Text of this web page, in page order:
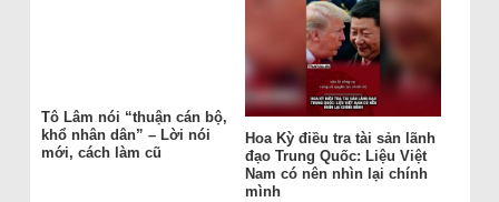
Tô Lâm nói “thuận cán bộ,
khổ nhân dân” – Lời nói
mới, cách làm cũ
Hoa Kỳ điều tra tài sản lãnh
đạo Trung Quốc: Liệu Việt
Nam có nên nhìn lại chính
mình